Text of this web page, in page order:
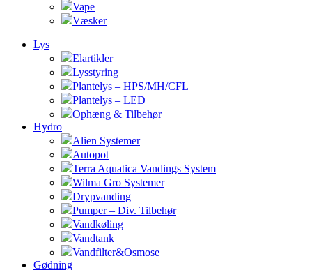
Vape
Væsker
Lys
Elartikler
Lysstyring
Plantelys – HPS/MH/CFL
Plantelys – LED
Ophæng & Tilbehør
Hydro
Alien Systemer
Autopot
Terra Aquatica Vandings System
Wilma Gro Systemer
Drypvanding
Pumper – Div. Tilbehør
Vandkøling
Vandtank
Vandfilter&Osmose
Gødning